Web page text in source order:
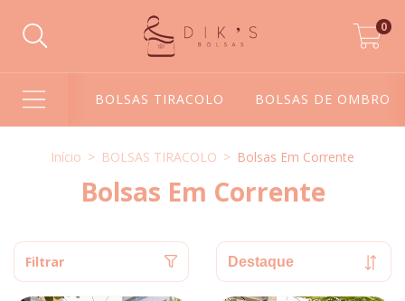
0
BOLSAS TIRACOLO BOLSAS DE OMBRO
Início > BOLSAS TIRACOLO > Bolsas Em Corrente
Bolsas Em Corrente
Filtrar